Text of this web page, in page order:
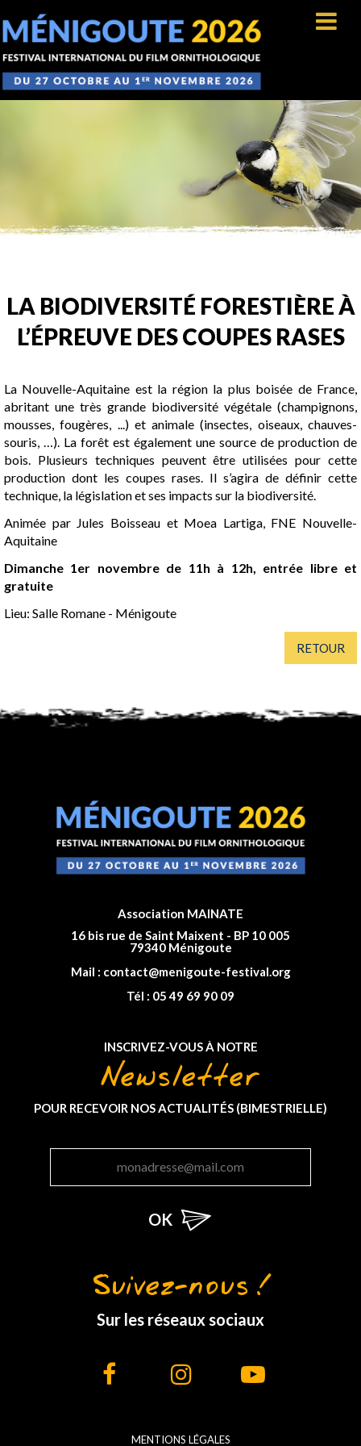
LA BIODIVERSITÉ FORESTIÈRE À
L’ÉPREUVE DES COUPES RASES
La Nouvelle-Aquitaine est la région la plus boisée de France,
abritant une très grande biodiversité végétale (champignons,
mousses, fougères, ...) et animale (insectes, oiseaux, chauves-
souris, …). La forêt est également une source de production de
bois. Plusieurs techniques peuvent être utilisées pour cette
production dont les coupes rases. Il s’agira de définir cette
technique, la législation et ses impacts sur la biodiversité.
Animée par Jules Boisseau et Moea Lartiga, FNE Nouvelle-
Aquitaine
Dimanche 1er novembre de 11h à 12h, entrée libre et
gratuite
Lieu: Salle Romane - Ménigoute
RETOUR
Association MAINATE
16 bis rue de Saint Maixent - BP 10 005
79340 Ménigoute
Mail : contact@menigoute-festival.org
Tél : 05 49 69 90 09
INSCRIVEZ-VOUS À NOTRE
Newsletter
POUR RECEVOIR NOS ACTUALITÉS (BIMESTRIELLE)
Suivez-nous !
Sur les réseaux sociaux
MENTIONS LÉGALES